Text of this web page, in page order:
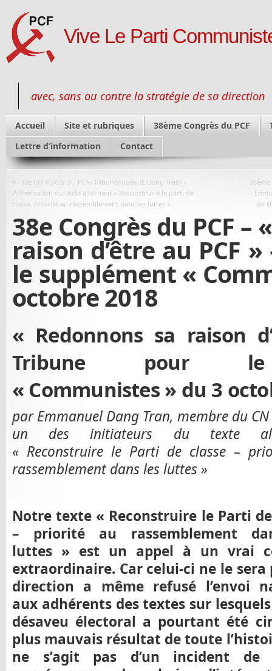
Vive Le Parti
avec, sans ou contre la stratégie de sa direction
Accueil Site et rubriques 38ème Congrès du PCF
Lettre d’information
Contact
« 38e CONGRES DU PCF: Tribune/vidéo (E.Dang Tran) –
Présentation du texte alternatif « Reconstruire le parti de
classe, priorité au rassemblement dans les luttes »
de
38e Congrès du PCF –
raison d’être au PCF
le supplément «
octobre 2018
« Redonnons sa raison
Tribune pour le
« Communistes » du 3
par Emmanuel Dang Tran, membre du CN
un des initiateurs du texte
« Reconstruire le Parti de classe –
rassemblement dans les luttes »
Notre texte « Reconstruire le Parti
– priorité au rassemblement
luttes » est un appel à un vrai
extraordinaire. Car celui-ci ne le sera
direction a même refusé l’envoi
aux adhérents des textes sur
désaveu électoral a pourtant été
plus mauvais résultat de toute
ne s’agit pas d’un incident